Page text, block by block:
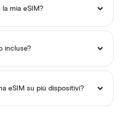
mia eSIM?
incluse?
eSIM su più dispositivi?